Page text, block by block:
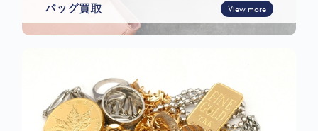
バッグ買取 View more